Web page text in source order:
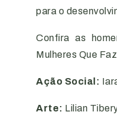
para o
Confira as
Mulheres Que
Ação Social:
Arte: Lilian